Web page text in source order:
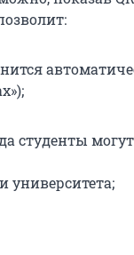
студенты
университета;